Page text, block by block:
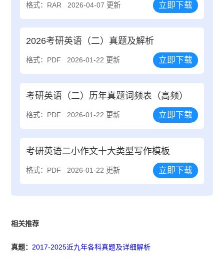
格式：RAR 2026-04-07 更新 立即下载
2026考研英语（二）真题及解析
格式：PDF 2026-01-22 更新 立即下载
考研英语（二）历年真题词频表（高频）
格式：PDF 2026-01-22 更新 立即下载
考研英语二小作文十大类型写作模板
格式：PDF 2026-01-22 更新 立即下载
相关推荐
真题： 2017-2025近九年各科真题及详细解析